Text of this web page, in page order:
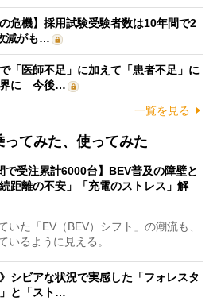
危機】採用試験受験者数は10年間で2
減がも…
「医師不足」に加えて「患者不足」に
界に 今後…
一覧を見る
てみた、使ってみた
で受注累計6000台】BEV普及の障壁と
距離の不安」「充電のストレス」解
た「EV（BEV）シフト」の潮流も、
いるように見える。…
シビアな状況で実感した「フォレスタ
と「スト…